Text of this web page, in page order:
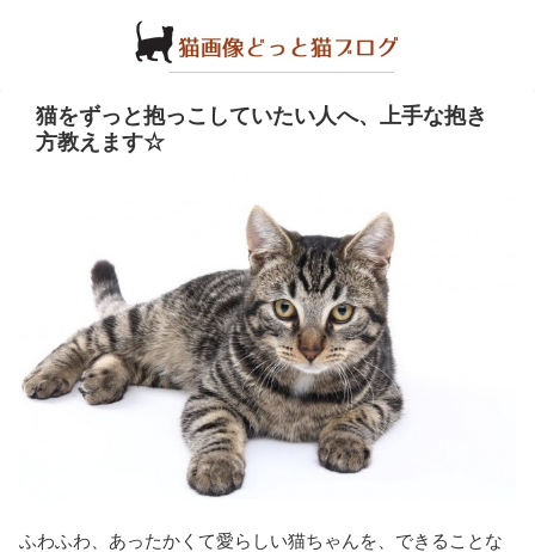
猫をずっと抱っこしていたい人へ、上手な抱き
方教えます☆
ふわふわ、あったかくて愛らしい猫ちゃんを、できることな